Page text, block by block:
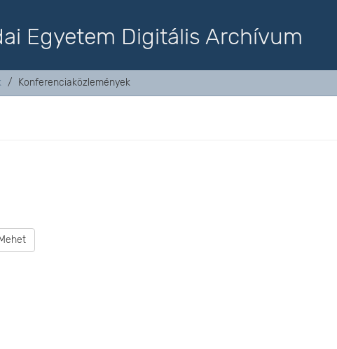
Egyetem Digitális Archívum
Konferenciaközlemények
Mehet